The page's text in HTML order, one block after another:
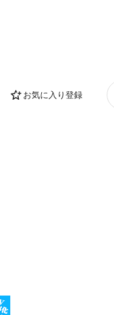
お気に入り登録